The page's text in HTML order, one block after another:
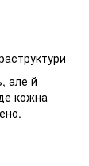
але й
кожна